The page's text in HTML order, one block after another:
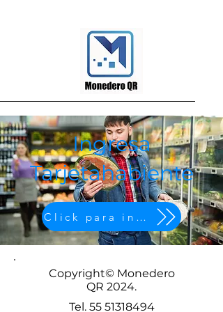
Ingresa
Tarjetahabiente
Click para ingresar
Copyright© Monedero
QR 2024.
Tel. 55 51318494